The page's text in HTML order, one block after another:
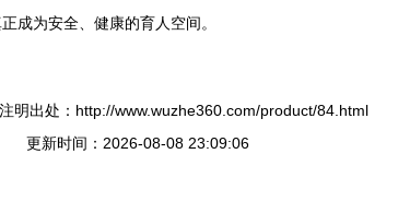
成为安全、健康的育人空间。
明出处：http://www.wuzhe360.com/product/84.html
更新时间：2026-08-08 23:09:06